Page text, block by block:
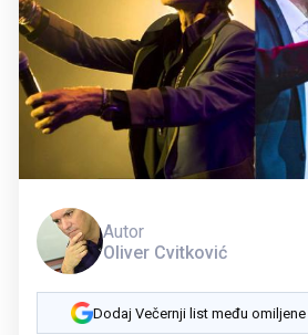
Autor
Oliver Cvitković
Dodaj Večernji list među